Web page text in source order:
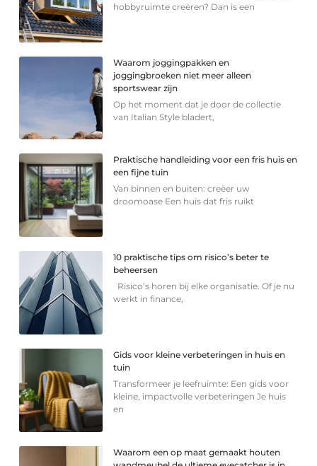
hobbyruimte creëren? Dan is een
Waarom joggingpakken en
joggingbroeken niet meer alleen
sportswear zijn
Op het moment dat je door de collectie
van Italian Style bladert,
Praktische handleiding voor een fris huis en
een fijne tuin
Van binnen en buiten: creëer uw
droomoase Een huis dat fris ruikt
10 praktische tips om risico’s beter te
beheersen
Risico’s horen bij elke organisatie. Of je nu
werkt in finance,
Gids voor kleine verbeteringen in huis en
tuin
Transformeer je leefruimte: Een gids voor
kleine, impactvolle verbeteringen Je huis
en
Waarom een op maat gemaakt houten